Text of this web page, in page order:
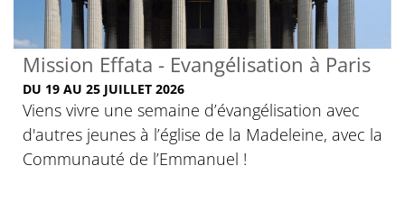
Mission Effata - Evangélisation à Paris
DU 19 AU 25 JUILLET 2026
Viens vivre une semaine d’évangélisation avec
d'autres jeunes à l’église de la Madeleine, avec la
Communauté de l’Emmanuel !